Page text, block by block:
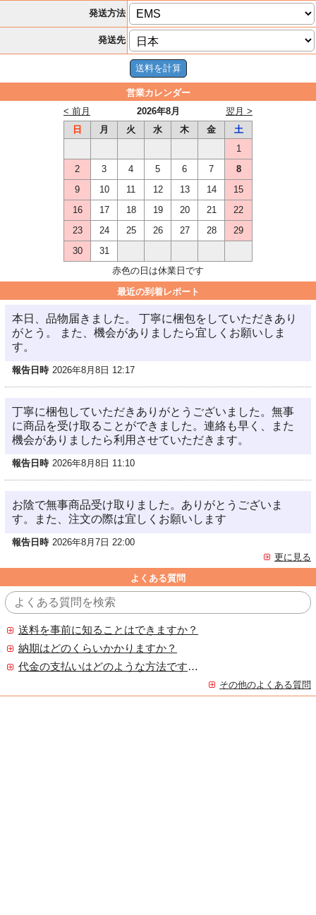
発送方法
発送先
営業カレンダー
2026年8月
< 前月
翌月 >
日
月 火 水 木 金
土
1
2
3 4 5 6 7
8
9
10 11 12 13 14
15
16
17 18 19 20 21
22
23
24 25 26 27 28
29
30
31
赤色の日は休業日です
最近の到着レポート
本日、品物届きました。 丁寧に梱包をしていただきあり
がとう。 また、機会がありましたら宜しくお願いしま
す。
報告日時 2026年8月8日 12:17
丁寧に梱包していただきありがとうございました。無事
に商品を受け取ることができました。連絡も早く、また
機会がありましたら利用させていただきます。
報告日時 2026年8月8日 11:10
お陰で無事商品受け取りました。ありがとうございま
す。また、注文の際は宜しくお願いします
報告日時 2026年8月7日 22:00
更に見る
よくある質問
送料を事前に知ることはできますか？
納期はどのくらいかかりますか？
代金の支払いはどのような方法ですか？
その他のよくある質問